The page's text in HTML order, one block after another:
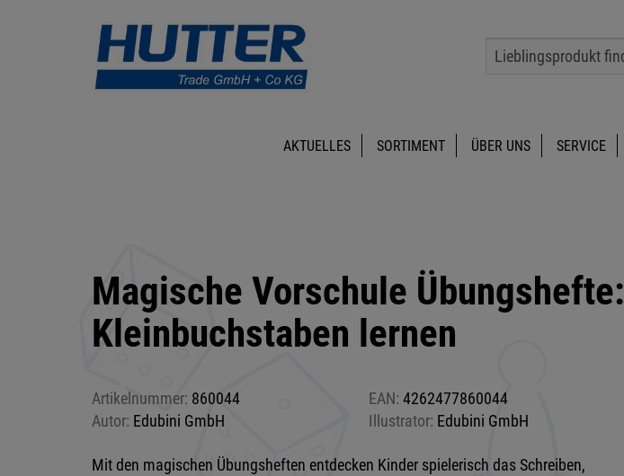
AKTUELLES SORTIMENT ÜBER UNS SERVICE
Magische Vorschule Übungshefte:
Kleinbuchstaben lernen
Artikelnummer: 860044 EAN: 4262477860044
Autor: Edubini GmbH Illustrator: Edubini GmbH
Mit den magischen Übungsheften entdecken Kinder spielerisch das Schreiben,